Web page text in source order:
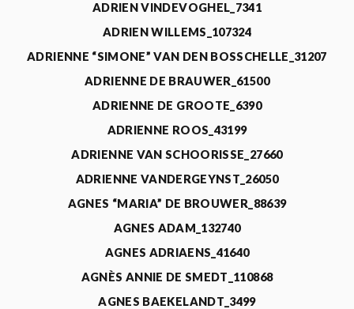
ADRIEN VINDEVOGHEL_7341
ADRIEN WILLEMS_107324
ADRIENNE “SIMONE” VAN DEN BOSSCHELLE_31207
ADRIENNE DE BRAUWER_61500
ADRIENNE DE GROOTE_6390
ADRIENNE ROOS_43199
ADRIENNE VAN SCHOORISSE_27660
ADRIENNE VANDERGEYNST_26050
AGNES “MARIA” DE BROUWER_88639
AGNES ADAM_132740
AGNES ADRIAENS_41640
AGNÈS ANNIE DE SMEDT_110868
AGNES BAEKELANDT_3499